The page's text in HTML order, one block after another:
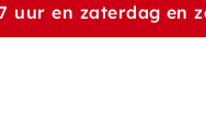
en zaterdag en